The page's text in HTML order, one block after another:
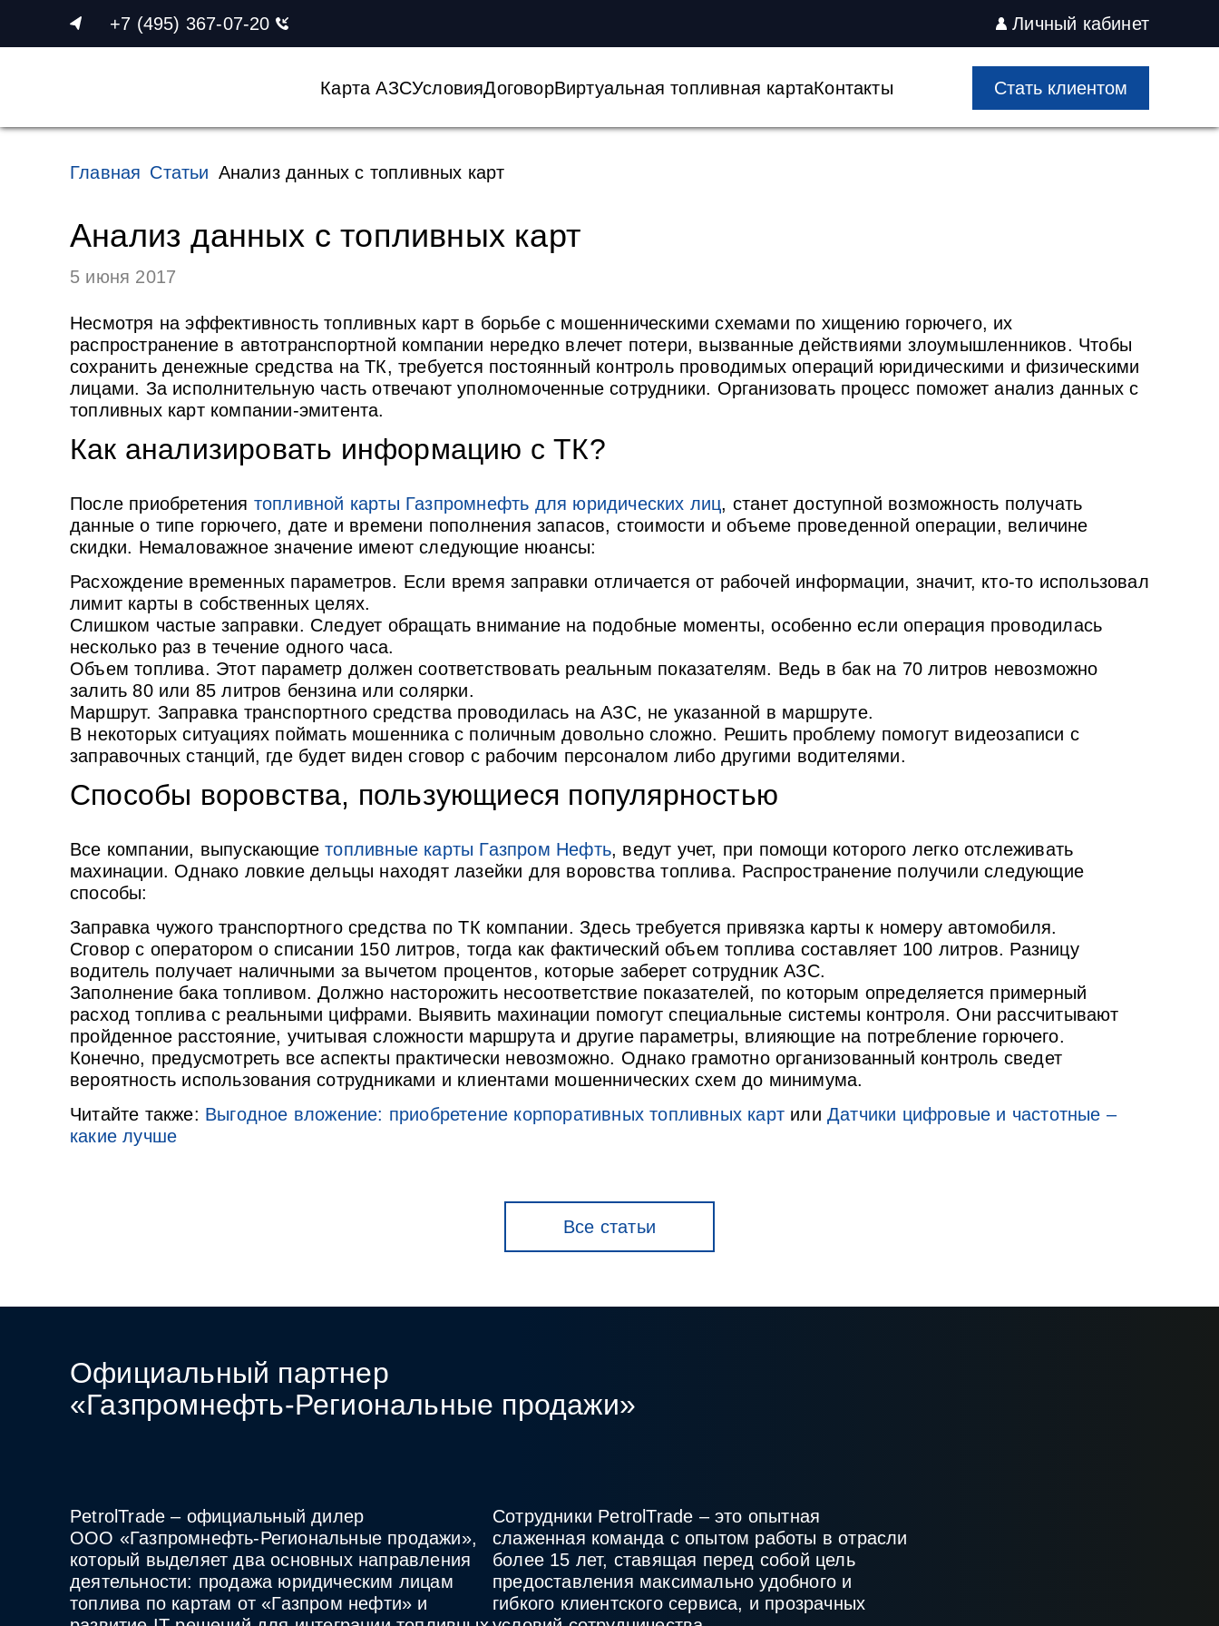
+7 (495) 367-07-20 Личный кабинет
Карта АЗСУсловияДоговорВиртуальная топливная картаКонтакты Cтать клиентом
Главная Статьи Анализ данных с топливных карт
Анализ данных с топливных карт
5 июня 2017
Несмотря на эффективность топливных карт в борьбе с мошенническими схемами по хищению горючего, их
распространение в автотранспортной компании нередко влечет потери, вызванные действиями злоумышленников. Чтобы
сохранить денежные средства на ТК, требуется постоянный контроль проводимых операций юридическими и физическими
лицами. За исполнительную часть отвечают уполномоченные сотрудники. Организовать процесс поможет анализ данных с
топливных карт компании-эмитента.
Как анализировать информацию с ТК?
После приобретения топливной карты Газпромнефть для юридических лиц, станет доступной возможность получать
данные о типе горючего, дате и времени пополнения запасов, стоимости и объеме проведенной операции, величине
скидки. Немаловажное значение имеют следующие нюансы:
Расхождение временных параметров. Если время заправки отличается от рабочей информации, значит, кто-то использовал
лимит карты в собственных целях.
Слишком частые заправки. Следует обращать внимание на подобные моменты, особенно если операция проводилась
несколько раз в течение одного часа.
Объем топлива. Этот параметр должен соответствовать реальным показателям. Ведь в бак на 70 литров невозможно
залить 80 или 85 литров бензина или солярки.
Маршрут. Заправка транспортного средства проводилась на АЗС, не указанной в маршруте.
В некоторых ситуациях поймать мошенника с поличным довольно сложно. Решить проблему помогут видеозаписи с
заправочных станций, где будет виден сговор с рабочим персоналом либо другими водителями.
Способы воровства, пользующиеся популярностью
Все компании, выпускающиетопливные карты Газпром Нефть, ведут учет, при помощи которого легко отслеживать
махинации. Однако ловкие дельцы находят лазейки для воровства топлива. Распространение получили следующие
способы:
Заправка чужого транспортного средства по ТК компании. Здесь требуется привязка карты к номеру автомобиля.
Сговор с оператором о списании 150 литров, тогда как фактический объем топлива составляет 100 литров. Разницу
водитель получает наличными за вычетом процентов, которые заберет сотрудник АЗС.
Заполнение бака топливом. Должно насторожить несоответствие показателей, по которым определяется примерный
расход топлива с реальными цифрами. Выявить махинации помогут специальные системы контроля. Они рассчитывают
пройденное расстояние, учитывая сложности маршрута и другие параметры, влияющие на потребление горючего.
Конечно, предусмотреть все аспекты практически невозможно. Однако грамотно организованный контроль сведет
вероятность использования сотрудниками и клиентами мошеннических схем до минимума.
Читайте также: Выгодное вложение: приобретение корпоративных топливных карт илиДатчики цифровые и частотные –
какие лучше
Все статьи
Официальный партнер
«Газпромнефть‑Региональные продажи»
PetrolTrade – официальный дилер
ООО «Газпромнефть-Региональные продажи»,
который выделяет два основных направления
деятельности: продажа юридическим лицам
топлива по картам от «Газпром нефти» и
Сотрудники PetrolTrade – это опытная
слаженная команда с опытом работы в отрасли
более 15 лет, ставящая перед собой цель
предоставления максимально удобного и
гибкого клиентского сервиса, и прозрачных